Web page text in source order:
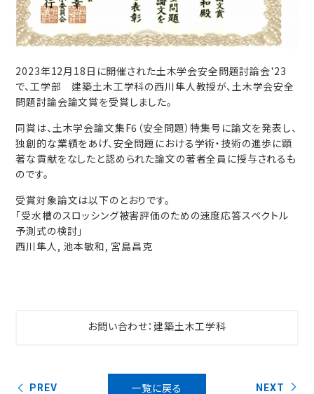
2023年12月18日に開催された土木学会安全問題討論会'23
で、工学部 建築土木工学科の西川隼人教授が、土木学会安全
問題討論会論文賞を受賞しました。
同賞は、土木学会論文集F6（安全問題）特集号に論文を発表し、
独創的な業績をあげ、安全問題における学術・技術の進歩に顕
著な貢献をなしたと認められた論文の著者全員に授与されるも
のです。
受賞対象論文は以下のとおりです。
「受水槽のスロッシング被害評価のための速度応答スペクトル
予測式の検討」
西川隼人, 池本敏和, 宮島昌克
お問い合わせ：建築土木工学科
PREV 一覧に戻る NEXT